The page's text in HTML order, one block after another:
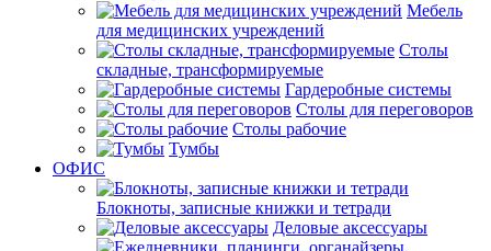
Мебель
для медицинских учреждений
Столы
складные, трансформируемые
Гардеробные системы
Столы для переговоров
Столы рабочие
Тумбы
ОФИС
Блокноты, записные книжки и тетради
Деловые аксессуары